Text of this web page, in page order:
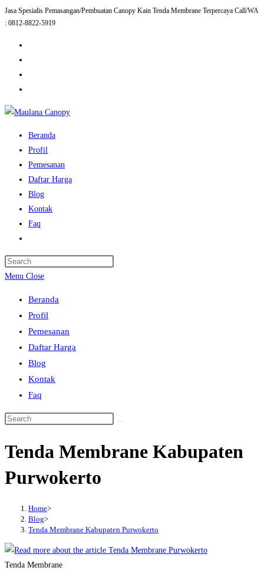
Skip
to
Jasa Spesialis Pemasangan/Pembuatan Canopy Kain Tenda Membrane Terpercaya Call/WA
: 0812-8822-5919
Beranda
Profil
Pemesanan
Daftar Harga
Blog
Kontak
Faq
search
Menu Close
Beranda
Profil
Pemesanan
Daftar Harga
Blog
Kontak
Faq
Search
website
Tenda Membrane Kabupaten
Purwokerto
Home>
Blog>
Tenda Membrane Kabupaten Purwokerto
Tenda Membrane